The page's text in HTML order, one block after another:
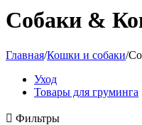
Собаки &
Главная/Кошки и собаки/
Уход
Товары для груминга
 Фильтры